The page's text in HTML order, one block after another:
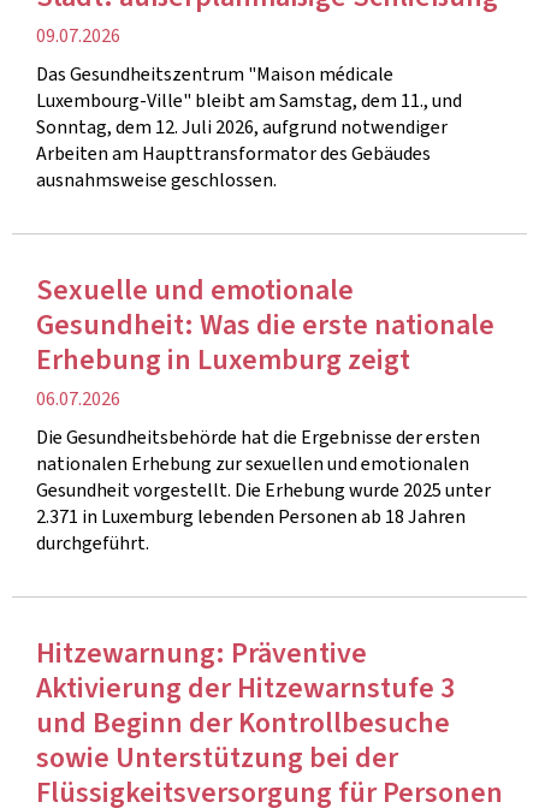
Veröffentlichung
09.07.2026
Das Gesundheitszentrum "Maison médicale
Luxembourg-Ville" bleibt am Samstag, dem 11., und
Sonntag, dem 12. Juli 2026, aufgrund notwendiger
Arbeiten am Haupttransformator des Gebäudes
ausnahmsweise geschlossen.
Sexuelle und emotionale
Gesundheit: Was die erste nationale
Erhebung in Luxemburg zeigt
Veröffentlichung
06.07.2026
Die Gesundheitsbehörde hat die Ergebnisse der ersten
nationalen Erhebung zur sexuellen und emotionalen
Gesundheit vorgestellt. Die Erhebung wurde 2025 unter
2.371 in Luxemburg lebenden Personen ab 18 Jahren
durchgeführt.
Hitzewarnung: Präventive
Aktivierung der Hitzewarnstufe 3
und Beginn der Kontrollbesuche
sowie Unterstützung bei der
Flüssigkeitsversorgung für Personen